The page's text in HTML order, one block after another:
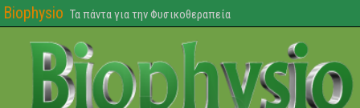
Biophysio Τα πάντα για την Φυσικοθεραπεία